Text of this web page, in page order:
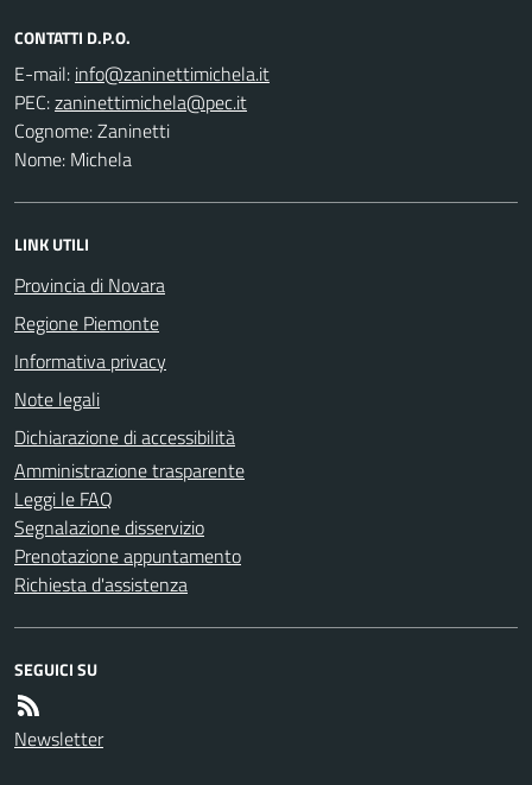
CONTATTI D.P.O.
E-mail:
PEC:
Cognome: Zaninetti
Nome: Michela
LINK UTILI
Provincia di Novara
Regione Piemonte
Informativa privacy
Note legali
Dichiarazione di accessibilità
Amministrazione trasparente
Leggi le FAQ
Segnalazione disservizio
Prenotazione appuntamento
Richiesta d'assistenza
SEGUICI SU
Newsletter